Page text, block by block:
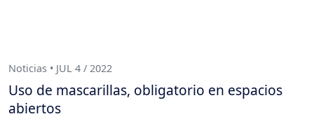
Noticias • JUL 4 / 2022
Uso de mascarillas, obligatorio en espacios
abiertos